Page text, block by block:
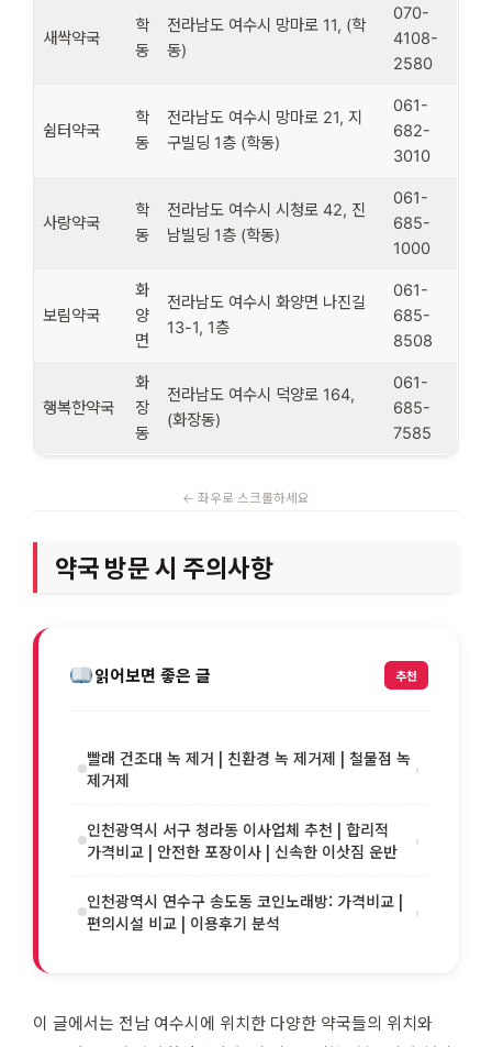
새싹약국
학
동
전라남도 여수시 망마로 11, (학
동)
070-
4108-
2580
쉼터약국
학
동
전라남도 여수시 망마로 21, 지
구빌딩 1층 (학동)
061-
682-
3010
사랑약국
학
동
전라남도 여수시 시청로 42, 진
남빌딩 1층 (학동)
061-
685-
1000
보림약국
화
양
면
전라남도 여수시 화양면 나진길
13-1, 1층
061-
685-
8508
행복한약국
화
장
동
전라남도 여수시 덕양로 164,
(화장동)
061-
685-
7585
약국 방문 시 주의사항
읽어보면 좋은 글 추천
빨래 건조대 녹 제거 | 친환경 녹 제거제 | 철물점 녹
제거제
›
인천광역시 서구 청라동 이사업체 추천 | 합리적
가격비교 | 안전한 포장이사 | 신속한 이삿짐 운반
›
인천광역시 연수구 송도동 코인노래방: 가격비교 |
편의시설 비교 | 이용후기 분석
›
이 글에서는 전남 여수시에 위치한 다양한 약국들의 위치와